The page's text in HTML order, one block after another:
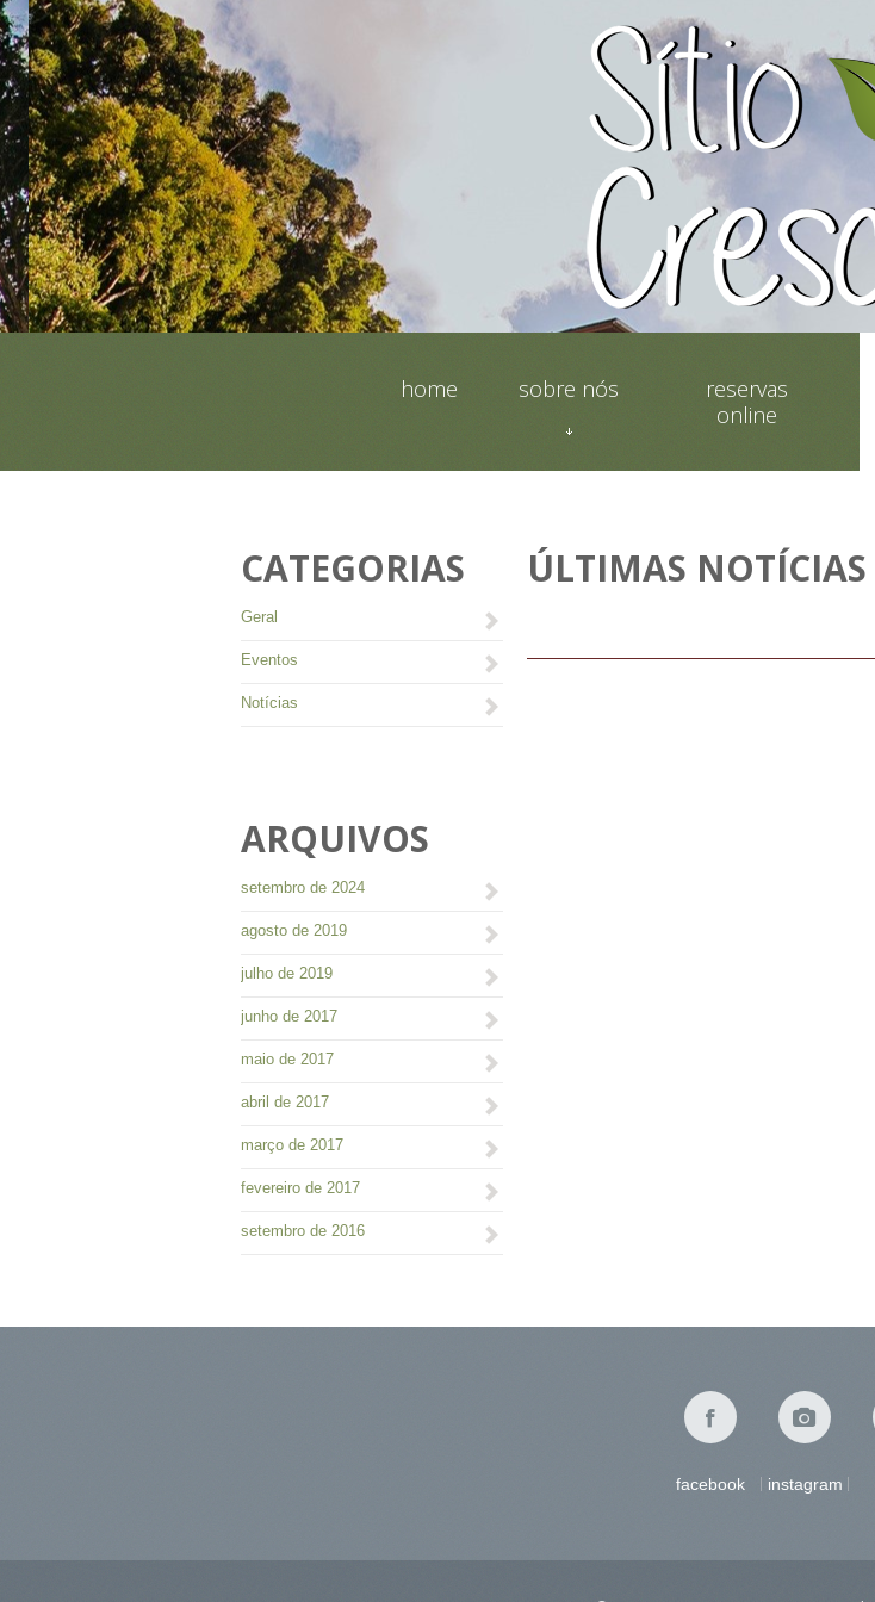
home sobre nós
reservas
online
CATEGORIAS
Geral
Eventos
Notícias
ARQUIVOS
setembro de 2024
agosto de 2019
julho de 2019
junho de 2017
maio de 2017
abril de 2017
março de 2017
fevereiro de 2017
setembro de 2016
ÚLTIMAS NOTÍCIAS
facebook instagram